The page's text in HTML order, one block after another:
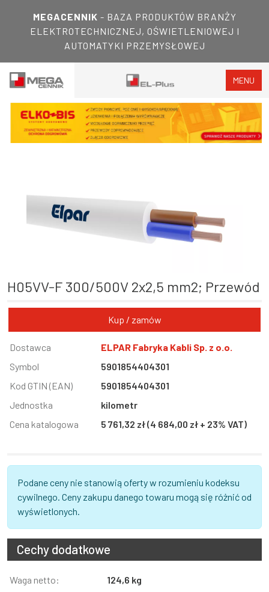
MEGACENNIK - BAZA PRODUKTÓW BRANŻY
ELEKTROTECHNICZNEJ, OŚWIETLENIOWEJ I
AUTOMATYKI PRZEMYSŁOWEJ
MENU
H05VV-F 300/500V 2x2,5 mm2; Przewód
Kup / zamów
Informacja
Wartość
Dostawca
ELPAR Fabryka Kabli Sp. z o.o.
Symbol
5901854404301
Kod GTIN (EAN)
5901854404301
Jednostka
kilometr
Cena katalogowa
5 761,32 zł (4 684,00 zł + 23% VAT)
Podane ceny nie stanowią oferty w rozumieniu kodeksu
cywilnego. Ceny zakupu danego towaru mogą się różnić od
wyświetlonych.
Cechy dodatkowe
Informacja
Wartość
Waga netto:
124,6 kg